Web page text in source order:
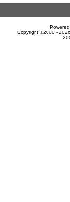
Copyright ©2000 -